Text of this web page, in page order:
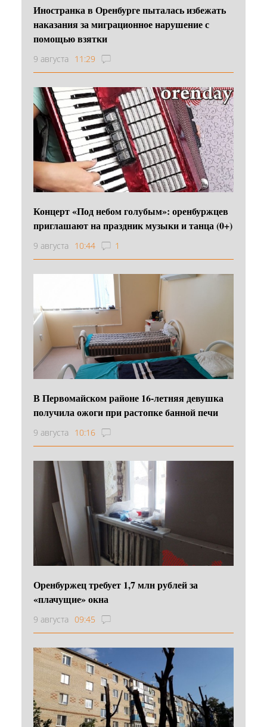
Иностранка в Оренбурге пыталась избежать
наказания за миграционное нарушение с
помощью взятки
9 августа 11:29
Концерт «Под небом голубым»: оренбуржцев
приглашают на праздник музыки и танца (0+)
9 августа 10:44 1
В Первомайском районе 16‑летняя девушка
получила ожоги при растопке банной печи
9 августа 10:16
Оренбуржец требует 1,7 млн рублей за
«плачущие» окна
9 августа 09:45